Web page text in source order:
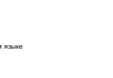
языке